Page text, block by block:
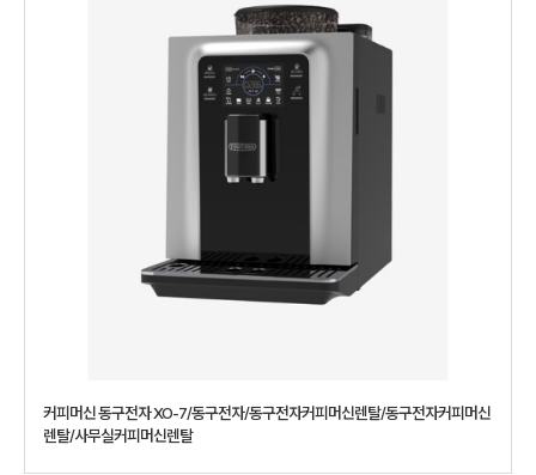
커피머신 동구전자 XO-7/동구전자/동구전자커피머신렌탈/동구전자커피머신
렌탈/사무실커피머신렌탈